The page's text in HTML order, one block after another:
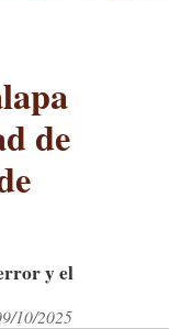
de
y el
10/2025